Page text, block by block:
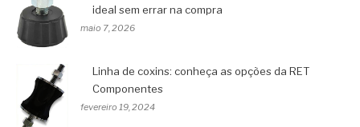
ideal sem errar na compra
maio 7, 2026
Linha de coxins: conheça as opções da RET
Componentes
fevereiro 19, 2024